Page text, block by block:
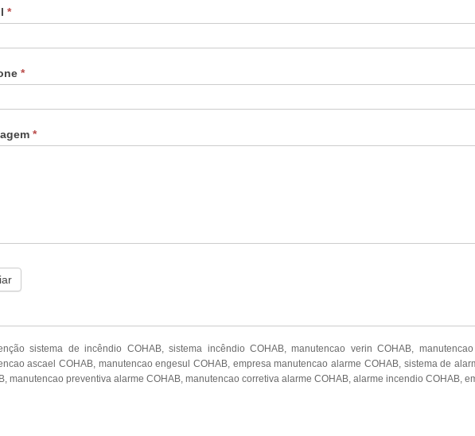
*
*
*
sistema de incêndio COHAB, sistema incêndio COHAB, manutencao verin COHAB,
ascael COHAB, manutencao engesul COHAB, empresa manutencao alarme COHAB, sistema de
manutencao preventiva alarme COHAB, manutencao corretiva alarme COHAB, alarme incendio COHAB,